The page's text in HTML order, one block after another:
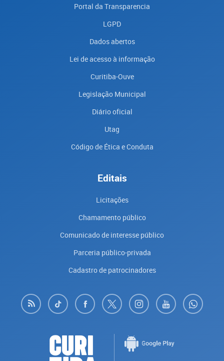
Portal da Transparencia
LGPD
Dados abertos
Lei de acesso à informação
Curitiba-Ouve
Legislação Municipal
Diário oficial
Utag
Código de Ética e Conduta
Editais
Licitações
Chamamento público
Comunicado de interesse público
Parceria público-privada
Cadastro de patrocinadores